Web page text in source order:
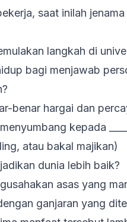
saat inilah
langkah di
bagi menjawab
benar hargai dan
kepada
atau bakal majikan)
dunia lebih baik?
asas yang
ganjaran yang